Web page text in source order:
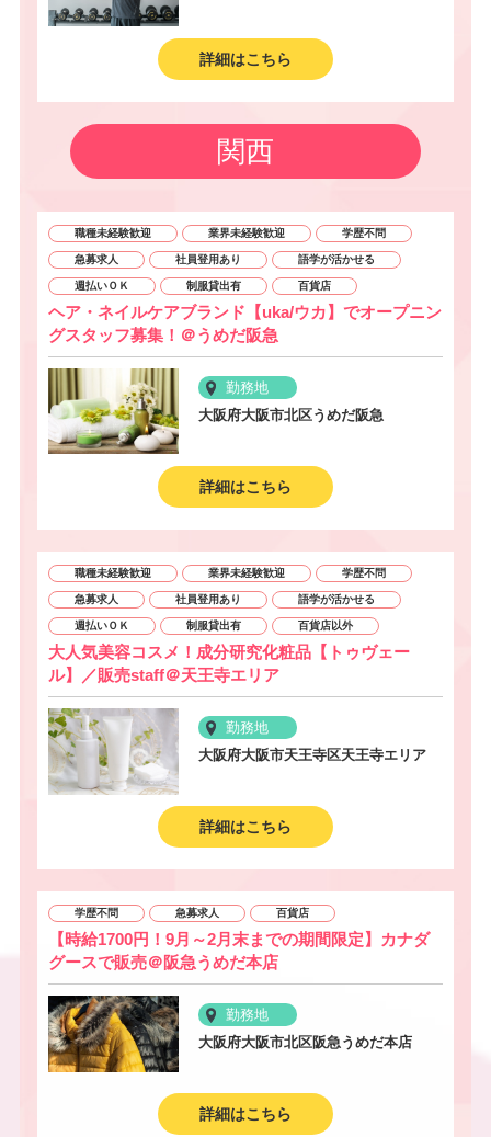
詳細はこちら
関西
職種未経験歓迎 業界未経験歓迎 学歴不問
急募求人 社員登用あり 語学が活かせる
週払いＯＫ 制服貸出有 百貨店
ヘア・ネイルケアブランド【uka/ウカ】でオープニン
グスタッフ募集！＠うめだ阪急
勤務地
大阪府大阪市北区うめだ阪急
詳細はこちら
職種未経験歓迎 業界未経験歓迎 学歴不問
急募求人 社員登用あり 語学が活かせる
週払いＯＫ 制服貸出有 百貨店以外
大人気美容コスメ！成分研究化粧品【トゥヴェー
ル】／販売staff＠天王寺エリア
勤務地
大阪府大阪市天王寺区天王寺エリア
詳細はこちら
学歴不問 急募求人 百貨店
【時給1700円！9月～2月末までの期間限定】カナダ
グースで販売＠阪急うめだ本店
勤務地
大阪府大阪市北区阪急うめだ本店
詳細はこちら